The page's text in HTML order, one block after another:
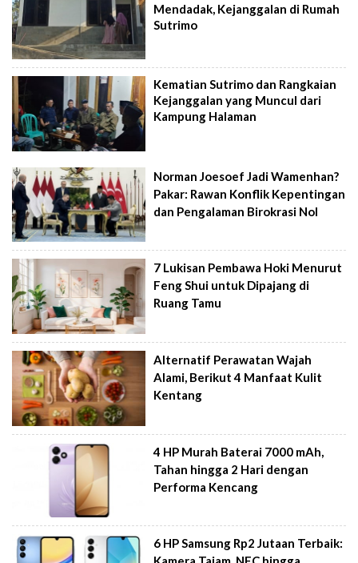
Mendadak, Kejanggalan di Rumah
Sutrimo
Kematian Sutrimo dan Rangkaian
Kejanggalan yang Muncul dari
Kampung Halaman
Norman Joesoef Jadi Wamenhan?
Pakar: Rawan Konflik Kepentingan
dan Pengalaman Birokrasi Nol
7 Lukisan Pembawa Hoki Menurut
Feng Shui untuk Dipajang di
Ruang Tamu
Alternatif Perawatan Wajah
Alami, Berikut 4 Manfaat Kulit
Kentang
4 HP Murah Baterai 7000 mAh,
Tahan hingga 2 Hari dengan
Performa Kencang
6 HP Samsung Rp2 Jutaan Terbaik: